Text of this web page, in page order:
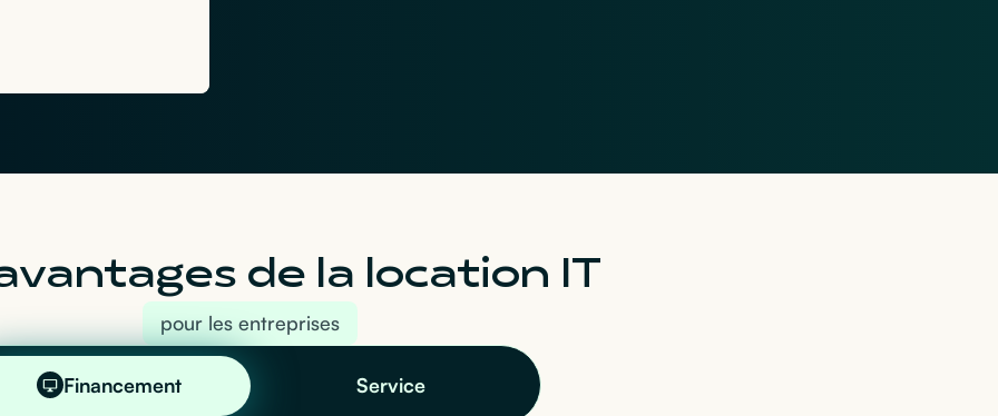
de la location IT
pour les entreprises
Financement Service